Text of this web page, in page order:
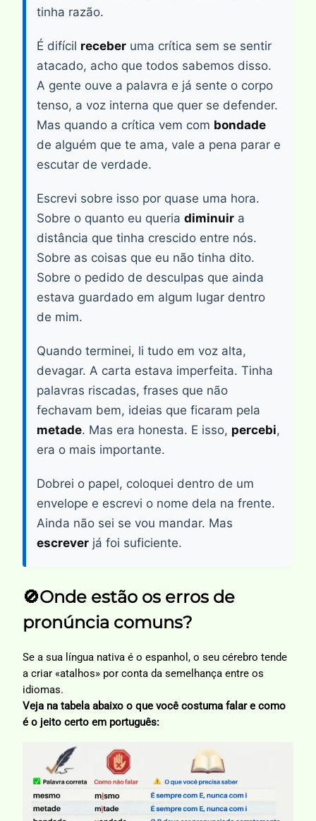
tinha razão.
É difícil receber uma crítica sem se sentir
atacado, acho que todos sabemos disso.
A gente ouve a palavra e já sente o corpo
tenso, a voz interna que quer se defender.
Mas quando a crítica vem com bondade
de alguém que te ama, vale a pena parar e
escutar de verdade.
Escrevi sobre isso por quase uma hora.
Sobre o quanto eu queria diminuir a
distância que tinha crescido entre nós.
Sobre as coisas que eu não tinha dito.
Sobre o pedido de desculpas que ainda
estava guardado em algum lugar dentro
de mim.
Quando terminei, li tudo em voz alta,
devagar. A carta estava imperfeita. Tinha
palavras riscadas, frases que não
fechavam bem, ideias que ficaram pela
metade. Mas era honesta. E isso, percebi,
era o mais importante.
Dobrei o papel, coloquei dentro de um
envelope e escrevi o nome dela na frente.
Ainda não sei se vou mandar. Mas
escrever já foi suficiente.
🚫Onde estão os erros de
pronúncia comuns?
Se a sua língua nativa é o espanhol, o seu cérebro tende
a criar «atalhos» por conta da semelhança entre os
idiomas.
Veja na tabela abaixo o que você costuma falar e como
é o jeito certo em português: